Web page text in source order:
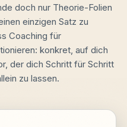
doch nur Theorie-Folien
einzigen Satz zu
Coaching für
konkret, auf dich
der dich Schritt für Schritt
zu lassen.